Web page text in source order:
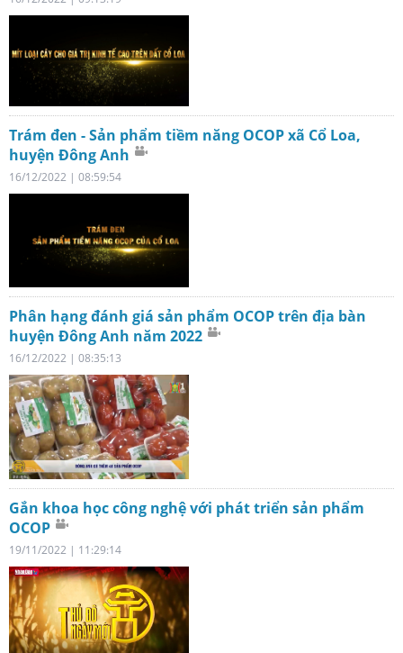
Trám đen - Sản phẩm tiềm năng OCOP xã Cổ Loa,
huyện Đông Anh
16/12/2022 | 08:59:54
Phân hạng đánh giá sản phẩm OCOP trên địa bàn
huyện Đông Anh năm 2022
16/12/2022 | 08:35:13
Gắn khoa học công nghệ với phát triển sản phẩm
OCOP
19/11/2022 | 11:29:14